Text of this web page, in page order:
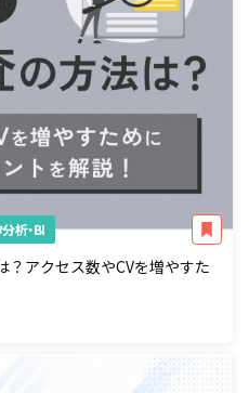
析・BI
アクセス数やCVを増やすた